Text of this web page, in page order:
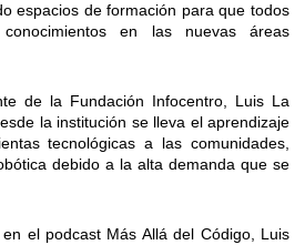
espacios de formación para que todos
en las nuevas áreas
de la Fundación Infocentro, Luis La
la institución se lleva el aprendizaje
tecnológicas a las comunidades,
debido a la alta demanda que se
el podcast Más Allá del Código, Luis